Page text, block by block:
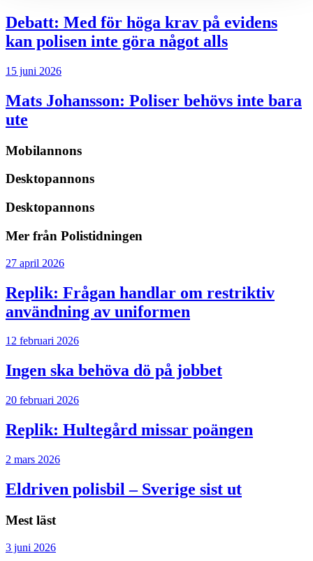
Debatt: Med för höga krav på evidens
kan polisen inte göra något alls
15 juni 2026
Mats Johansson: Poliser behövs inte bara
ute
Mobilannons
Desktopannons
Desktopannons
Mer från Polistidningen
27 april 2026
Replik: Frågan handlar om restriktiv
användning av uniformen
12 februari 2026
Ingen ska behöva dö på jobbet
20 februari 2026
Replik: Hultegård missar poängen
2 mars 2026
Eldriven polisbil – Sverige sist ut
Mest läst
3 juni 2026